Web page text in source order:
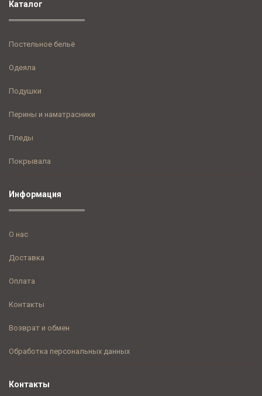
Контакты
Каталог
Постельное бельё
Одеяла
Подушки
Перины и наматрасники
Пледы
Покрывала
Информация
О нас
Доставка
Оплата
Контакты
Возврат и обмен
Обработка персональных данных